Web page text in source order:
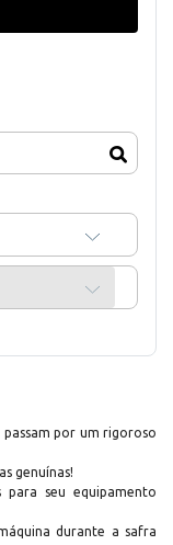
por um rigoroso
genuínas!
para seu equipamento
durante a safra